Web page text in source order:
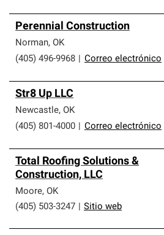
Perennial Construction
Norman, OK
(405) 496-9968
Correo electrónico
Str8 Up LLC
Newcastle, OK
(405) 801-4000
Correo electrónico
Total Roofing Solutions &
Construction, LLC
Moore, OK
(405) 503-3247
Sitio web